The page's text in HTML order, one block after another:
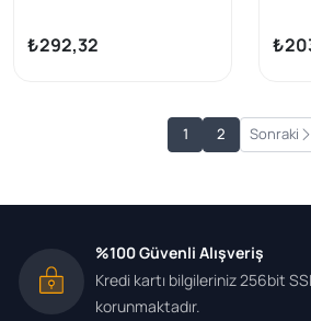
Express/Megane I-
II/Laguna I-
₺292,32
1.4
1 2 Sonraki
%100 Güvenli Alışveriş
Kredi kartı bilgileriniz 256bit
korunmaktadır.